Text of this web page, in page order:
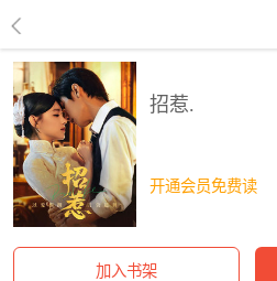
招惹.
开通会员免费读
加入书架